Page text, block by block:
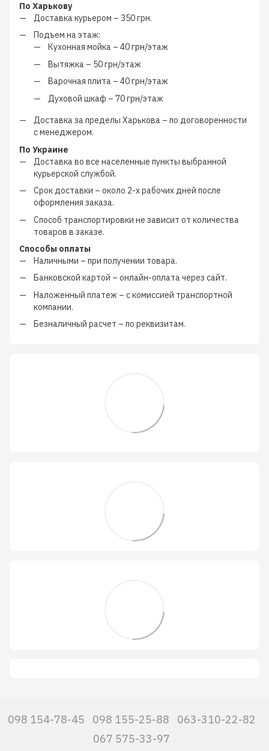
По Харькову
Доставка курьером – 350 грн.
Подъем на этаж:
Кухонная мойка – 40 грн/этаж
Вытяжка – 50 грн/этаж
Варочная плита – 40 грн/этаж
Духовой шкаф – 70 грн/этаж
Доставка за пределы Харькова – по договоренности
с менеджером.
По Украине
Доставка во все населенные пункты выбранной
курьерской службой.
Срок доставки – около 2-х рабочих дней после
оформления заказа.
Способ транспортировки не зависит от количества
товаров в заказе.
Способы оплаты
Наличными – при получении товара.
Банковской картой – онлайн-оплата через сайт.
Наложенный платеж – скомиссией транспортной
компании.
Безналичный расчет – по реквизитам.
098 154-78-45 098 155-25-88
063-310-22-82
067 575-33-97